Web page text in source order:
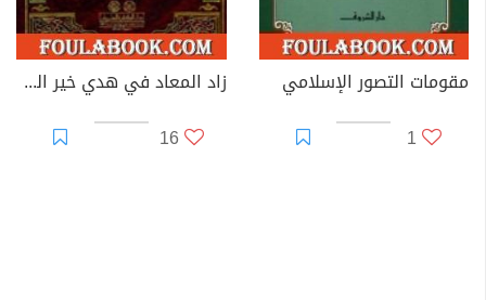
مقومات التصور الإسلامي
1
زاد المعاد في هدي خير العباد
16